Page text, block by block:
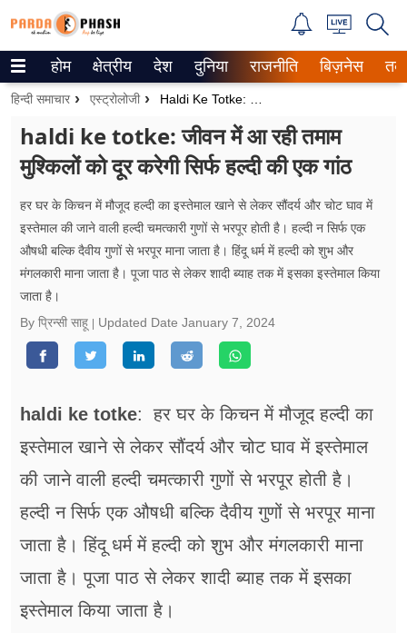
Trending on Google News
वेब स्टोरीज
उत्तर प्रदेश
गैलरी
वीडियो
रिलेशनशिप
जीवन मंत्रा
फूड
सेहत
जॉब्स
शिक्षा
अन्य खबरें
होम क्षेत्रीय देश दुनिया राजनीति बिज़नेस
हिन्दी समाचार एस्ट्रोलोजी
haldi ke totke: जीवन में आ रही तमाम
मुश्किलों को दूर करेगी सिर्फ हल्दी की एक गांठ
हर घर के किचन में मौजूद हल्दी का इस्तेमाल खाने से लेकर सौंदर्य और चोट घाव में
इस्तेमाल की जाने वाली हल्दी चमत्कारी गुणों से भरपूर होती है। हल्दी न सिर्फ एक
औषधी बल्कि दैवीय गुणों से भरपूर माना जाता है। हिंदू धर्म में हल्दी को शुभ और
मंगलकारी माना जाता है। पूजा पाठ से लेकर शादी ब्याह तक में इसका इस्तेमाल किया
जाता है।
By प्रिन्सी साहू
Updated Date January 7, 2024
haldi ke totke: हर घर के किचन में मौजूद हल्दी का
इस्तेमाल खाने से लेकर सौंदर्य और चोट घाव में इस्तेमाल
की जाने वाली हल्दी चमत्कारी गुणों से भरपूर होती है।
हल्दी न सिर्फ एक औषधी बल्कि दैवीय गुणों से भरपूर माना
जाता है। हिंदू धर्म में हल्दी को शुभ और मंगलकारी माना
जाता है। पूजा पाठ से लेकर शादी ब्याह तक में इसका
इस्तेमाल किया जाता है।